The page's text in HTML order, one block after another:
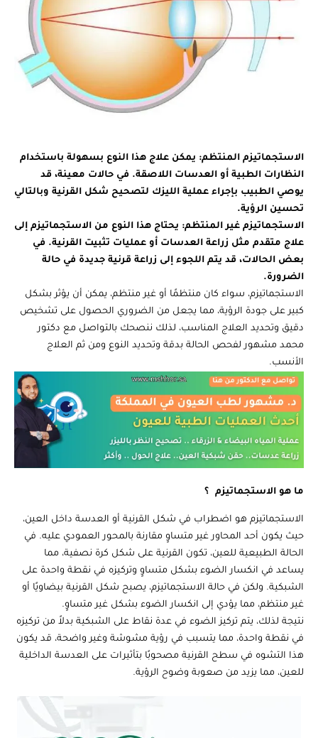
الاستجماتيزم المنتظم: يمكن علاج هذا النوع بسهولة باستخدام
النظارات الطبية أو العدسات اللاصقة. في حالات معينة، قد
يوصي الطبيب بإجراء عملية الليزك لتصحيح شكل القرنية وبالتالي
تحسين الرؤية.
الاستجماتيزم غير المنتظم: يحتاج هذا النوع من الاستجماتيزم إلى
علاج متقدم مثل زراعة العدسات أو عمليات تثبيت القرنية. في
بعض الحالات، قد يتم اللجوء إلى زراعة قرنية جديدة في حالة
الضرورة.
الاستجماتيزم، سواء كان منتظمًا أو غير منتظم، يمكن أن يؤثر بشكل
كبير على جودة الرؤية، مما يجعل من الضروري الحصول على تشخيص
دقيق وتحديد العلاج المناسب، لذلك ننصحك بالتواصل مع دكتور
محمد مشهور لفحص الحالة بدقة وتحديد النوع ومن ثم العلاج
الأنسب.
ما هو الاستجماتيزم ؟
الاستجماتيزم هو اضطراب في شكل القرنية أو العدسة داخل العين،
حيث يكون أحد المحاور غير متساوٍ مقارنة بالمحور العمودي عليه. في
الحالة الطبيعية للعين، تكون القرنية على شكل كرة نصفية، مما
يساعد في انكسار الضوء بشكل متساوٍ وتركيزه في نقطة واحدة على
الشبكية. ولكن في حالة الاستجماتيزم، يصبح شكل القرنية بيضاويًا أو
غير منتظم، مما يؤدي إلى انكسار الضوء بشكل غير متساوٍ.
نتيجة لذلك، يتم تركيز الضوء في عدة نقاط على الشبكية بدلاً من تركيزه
في نقطة واحدة، مما يتسبب في رؤية مشوشة وغير واضحة، قد يكون
هذا التشوه في سطح القرنية مصحوبًا بتأثيرات على العدسة الداخلية
للعين، مما يزيد من صعوبة وضوح الرؤية.